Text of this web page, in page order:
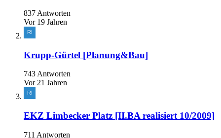
837 Antworten
Vor 19 Jahren
Krupp-Gürtel [Planung&Bau]
743 Antworten
Vor 21 Jahren
EKZ Limbecker Platz [II.BA realisiert 10/2009]
711 Antworten